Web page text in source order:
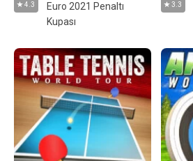
4.3
Euro 2021 Penaltı
Kupası
3.3